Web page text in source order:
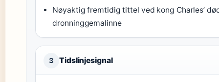
Nøyaktig fremtidig tittel ved kong Charles’
dronninggemalinne
3 Tidslinjesignal